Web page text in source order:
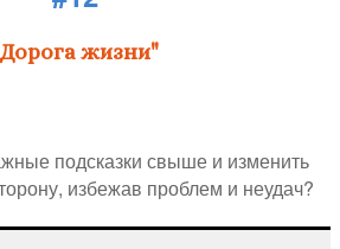
жизни"
подсказки свыше и изменить
избежав проблем и неудач?